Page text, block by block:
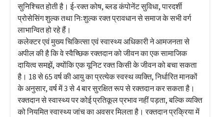
सुनिश्चित होती है। ई-रक्त कोष, ब्लड कंपोनेंट सुविधा, पारदर्शी
प्रोसेसिंग शुल्क तथा निःशुल्क रक्त प्रावधान से समाज के सभी वर्ग
लाभान्वित हो रहे हैं।
कलेक्टर एवं मुख्य चिकित्सा एवं स्वास्थ्य अधिकारी ने आमजनता से
अपील की है कि वे स्वैच्छिक रक्तदान को जीवन का एक सामाजिक
दायित्व समझें, क्योंकि एक यूनिट रक्त किसी के जीवन को बचा सकता
है। 18 से 65 वर्ष की आयु का प्रत्येक स्वस्थ व्यक्ति, निर्धारित मानकों
के अनुसार, वर्ष में 3 से 4 बार सुरक्षित रूप से रक्तदान कर सकता है।
रक्तदान से स्वास्थ्य पर कोई प्रतिकूल प्रभाव नहीं पड़ता, बल्कि व्यक्ति
को नियमित स्वास्थ्य जांच का अवसर मिलता है। रक्तदान प्रक्रिया में